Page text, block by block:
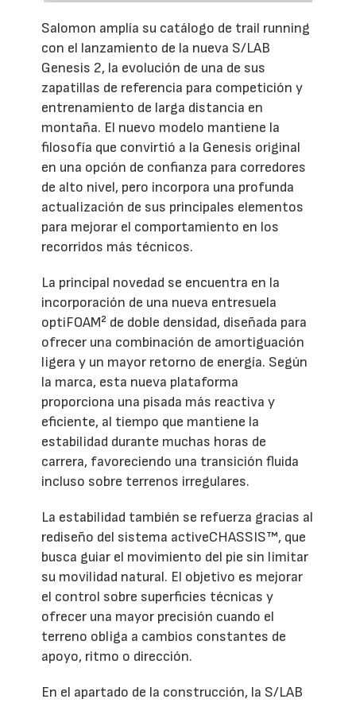
Salomon amplía su catálogo de trail running
con el lanzamiento de la nueva S/LAB
Genesis 2, la evolución de una de sus
zapatillas de referencia para competición y
entrenamiento de larga distancia en
montaña. El nuevo modelo mantiene la
filosofía que convirtió a la Genesis original
en una opción de confianza para corredores
de alto nivel, pero incorpora una profunda
actualización de sus principales elementos
para mejorar el comportamiento en los
recorridos más técnicos.
La principal novedad se encuentra en la
incorporación de una nueva entresuela
optiFOAM² de doble densidad, diseñada para
ofrecer una combinación de amortiguación
ligera y un mayor retorno de energía. Según
la marca, esta nueva plataforma
proporciona una pisada más reactiva y
eficiente, al tiempo que mantiene la
estabilidad durante muchas horas de
carrera, favoreciendo una transición fluida
incluso sobre terrenos irregulares.
La estabilidad también se refuerza gracias al
rediseño del sistema activeCHASSIS™, que
busca guiar el movimiento del pie sin limitar
su movilidad natural. El objetivo es mejorar
el control sobre superficies técnicas y
ofrecer una mayor precisión cuando el
terreno obliga a cambios constantes de
apoyo, ritmo o dirección.
En el apartado de la construcción, la S/LAB